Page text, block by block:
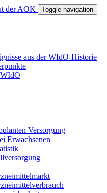
Toggle navigation
aus der WIdO-Historie
Versorgung
Erwachsenen